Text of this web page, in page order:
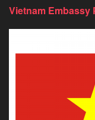
gia
hạn
Mỹ
Vietnam Embassy